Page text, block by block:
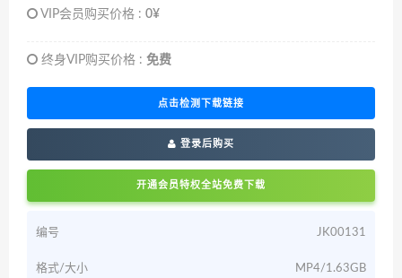
VIP会员购买价格 : 0¥
终身VIP购买价格 : 免费
点击检测下载链接
登录后购买
开通会员特权全站免费下载
编号 JK00131
格式/大小 MP4/1.63GB